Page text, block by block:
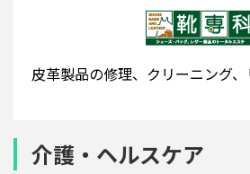
皮革製品の修理、クリーニング
介護・ヘルスケア